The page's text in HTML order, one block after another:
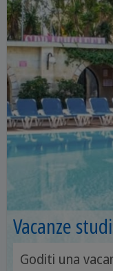
Vacanze
Goditi una